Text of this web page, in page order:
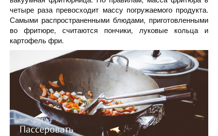
четыре раза превосходит массу погружаемого продукта.
Самыми распространенными блюдами, приготовленными
во фритюре, считаются пончики, луковые кольца и
картофель фри.
Пассеровать